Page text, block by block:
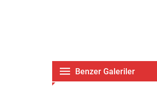
Benzer Galeriler